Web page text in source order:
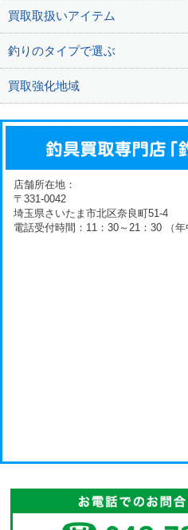
買取取扱いアイテム
釣りのタイプで選ぶ
買取強化地域
店舗所在地：
〒331-0042
埼玉県さいたま市北区奈良町51-4
電話受付時間：11：30～21：30 （年